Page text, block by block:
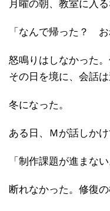
月曜の朝、教室に入
「なんで帰った？ お
怒鳴りはしなかった
その日を境に、会話は
冬になった。
ある日、Ｍが話しかけ
「制作課題が進まな
断れなかった。修復